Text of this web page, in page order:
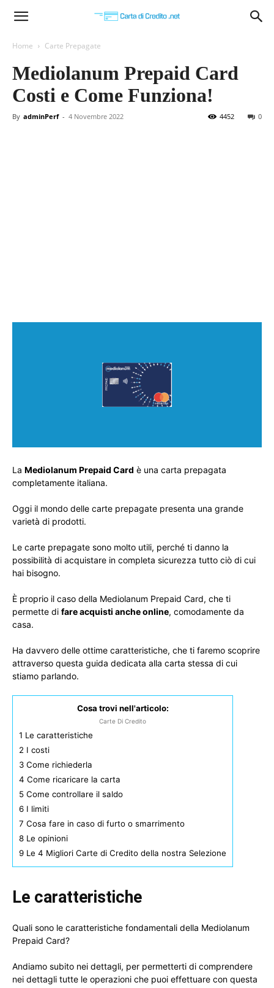
Carta
Credito
Home Carte Prepagate
Mediolanum Prepaid Card
Costi e Come Funziona!
By adminPerf - 4 Novembre 2022 0
4452
La Mediolanum Prepaid Card è una carta prepagata
completamente italiana.
Oggi il mondo delle carte prepagate presenta una grande
varietà di prodotti.
Le carte prepagate sono molto utili, perché ti danno la
possibilità di acquistare in completa sicurezza tutto ciò di cui
hai bisogno.
È proprio il caso della Mediolanum Prepaid Card, che ti
permette di fare acquisti anche online, comodamente da
casa.
Ha davvero delle ottime caratteristiche, che ti faremo scoprire
attraverso questa guida dedicata alla carta stessa di cui
stiamo parlando.
Cosa trovi nell'articolo:
Carte Di Credito
1 Le caratteristiche
2 I costi
3 Come richiederla
4 Come ricaricare la carta
5 Come controllare il saldo
6 I limiti
7 Cosa fare in caso di furto o smarrimento
8 Le opinioni
9 Le 4 Migliori Carte di Credito della nostra Selezione
Le caratteristiche
Quali sono le caratteristiche fondamentali della Mediolanum
Prepaid Card?
Andiamo subito nei dettagli, per permetterti di comprendere
nei dettagli tutte le operazioni che puoi effettuare con questa